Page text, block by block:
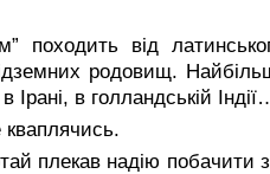
від
родовищ.
в голландській
кваплячись.
плекав надію побачити